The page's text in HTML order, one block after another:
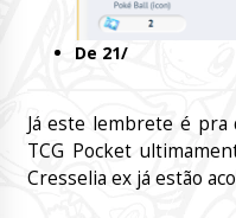
De 21/
Já este lembrete é pra
TCG Pocket
Cresselia ex já estão